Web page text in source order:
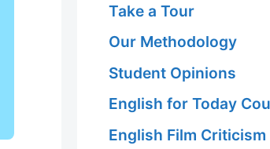
Take a Tour
Our Methodology
Student Opinions
English for Today
English Film Criticism